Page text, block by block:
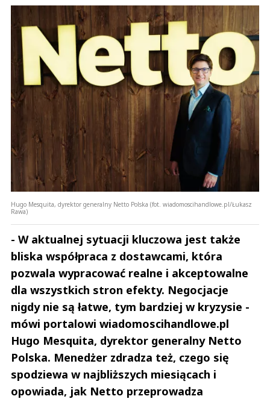
Hugo Mesquita, dyrektor generalny Netto Polska (fot. wiadomoscihandlowe.pl/Łukasz
Rawa)
- W aktualnej sytuacji kluczowa jest także
bliska współpraca z dostawcami, która
pozwala wypracować realne i akceptowalne
dla wszystkich stron efekty. Negocjacje
nigdy nie są łatwe, tym bardziej w kryzysie -
mówi portalowi wiadomoscihandlowe.pl
Hugo Mesquita, dyrektor generalny Netto
Polska. Menedżer zdradza też, czego się
spodziewa w najbliższych miesiącach i
opowiada, jak Netto przeprowadza